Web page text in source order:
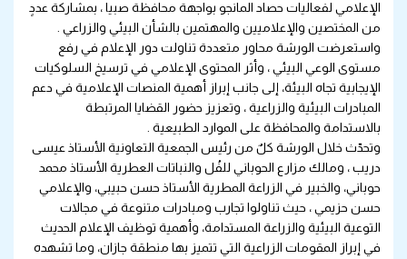
الإعلامي لفعاليات حصاد المانجو بواجهة محافظة صبيا ، بمشاركة عددٍ
من المختصين والإعلاميين والمهتمين بالشأن البيئي والزراعي .
واستعرضت الورشة محاور متعددة تناولت دور الإعلام في رفع
مستوى الوعي البيئي ، وأثر المحتوى الإعلامي في ترسيخ السلوكيات
الإيجابية تجاه البيئة، إلى جانب إبراز أهمية المنصات الإعلامية في دعم
المبادرات البيئية والزراعية ، وتعزيز حضور القضايا المرتبطة
بالاستدامة والمحافظة على الموارد الطبيعية .
وتحدّث خلال الورشة كلٌ من رئيس الجمعية التعاونية الأستاذ عيسى
دريب ، ومالك مزارع الحوباني للفُل والنباتات العطرية الأستاذ محمد
حوباني، والخبير في الزراعة المطرية الأستاذ حسن حبيبي، والإعلامي
حسن حزيمي ، حيث تناولوا تجارب ومبادرات متنوعة في مجالات
التوعية البيئية والزراعة المستدامة، وأهمية توظيف الإعلام الحديث
في إبراز المقومات الزراعية التي تتميز بها منطقة جازان، وما تشهده